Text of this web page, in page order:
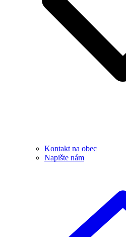
Kontakt na obec
Napište nám